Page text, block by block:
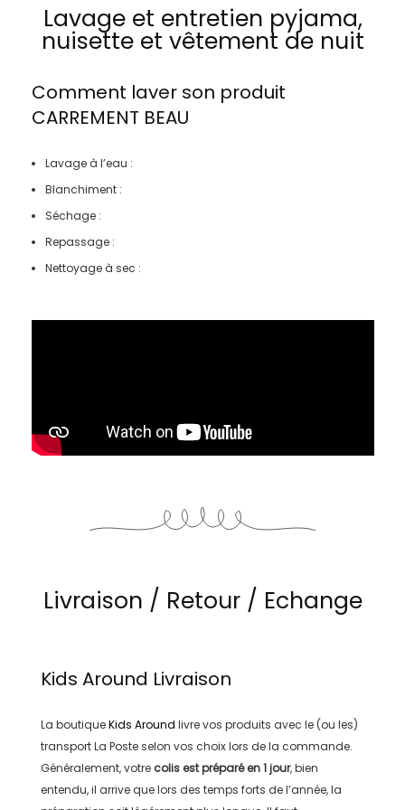
Lavage et entretien pyjama,
nuisette et vêtement de nuit
Comment laver son produit
CARREMENT BEAU
Lavage à l’eau :
Blanchiment :
Séchage :
Repassage :
Nettoyage à sec :
Livraison / Retour / Echange
Kids Around Livraison
La boutiqueKids Around livre vos produits avec le (ou les)
transportLa Posteselon vos choix lors de la commande.
Généralement, votre colis est préparé en1 jour, bien
entendu, il arrive que lors des temps forts de l’année, la